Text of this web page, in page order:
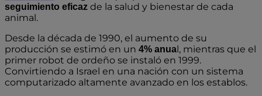
seguimiento eficaz de la salud y bienestar de cada
animal.
Desde la década de 1990, el aumento de su
producción se estimó en un 4% anual, mientras que el
primer robot de ordeño se instaló en 1999.
Convirtiendo a Israel en una nación con un sistema
computarizado altamente avanzado en los establos.